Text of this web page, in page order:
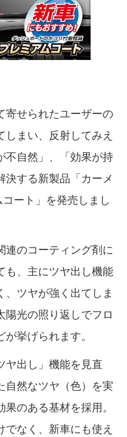
寄せられたユーザーの
まい、反射してみえ
不自然」、「効果が持
する新製品「カーメ
ート」を発売しまし
連のコーティング剤に
も、主にツヤ出し機能
、ツヤが強く出てしま
陽光の照り返しでフロ
挙げられます。
ヤ出し」機能を見直
自然なツヤ（色）を実
のある基材を採用。
なく、新車にも使え